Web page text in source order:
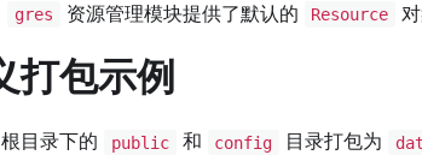
gres 资源管理模块提供了默认的 Resource
打包示例
目录下的 public 和 config 目录打包为